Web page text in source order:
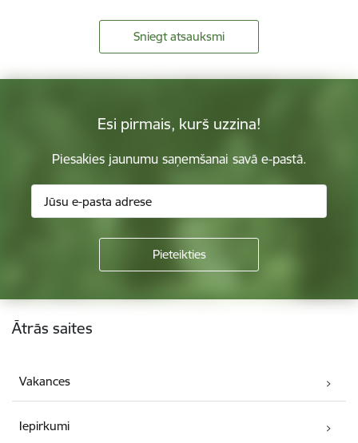
Sniegt atsauksmi
Esi pirmais, kurš uzzina!
Piesakies jaunumu saņemšanai savā e-pastā.
Kājene
Ātrās saites
Vakances
Iepirkumi